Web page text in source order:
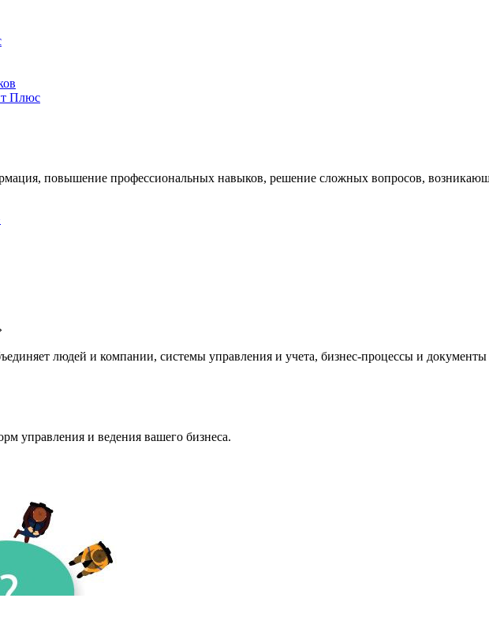
Плюс
повышение профессиональных навыков, решение сложных вопросов,
людей и компании, системы управления и учета, бизнес-процессы и документы
управления и ведения вашего бизнеса.